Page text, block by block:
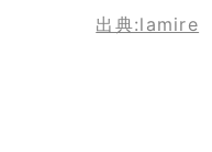
出典:lamire